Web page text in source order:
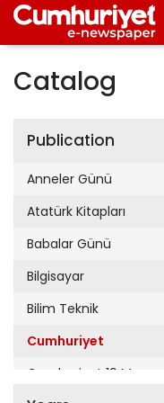
Catalog
Publication
Anneler Günü
Atatürk Kitapları
Babalar Günü
Bilgisayar
Bilim Teknik
Cumhuriyet
Cumhuriyet 19 Mayıs